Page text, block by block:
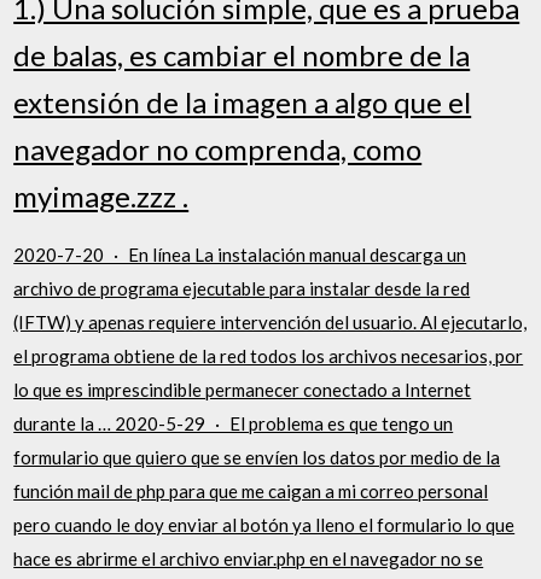
1.) Una solución simple, que es a prueba
de balas, es cambiar el nombre de la
extensión de la imagen a algo que el
navegador no comprenda, como
myimage.zzz .
2020-7-20 · En línea La instalación manual descarga un
archivo de programa ejecutable para instalar desde la red
(IFTW) y apenas requiere intervención del usuario. Al ejecutarlo,
el programa obtiene de la red todos los archivos necesarios, por
lo que es imprescindible permanecer conectado a Internet
durante la … 2020-5-29 · El problema es que tengo un
formulario que quiero que se envíen los datos por medio de la
función mail de php para que me caigan a mi correo personal
pero cuando le doy enviar al botón ya lleno el formulario lo que
hace es abrirme el archivo enviar.php en el navegador no se